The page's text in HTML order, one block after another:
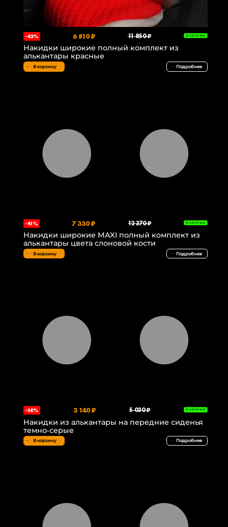
-43% 6 810 ₽ 11 850 ₽ В НАЛИЧИИ
Накидки широкие полный комплект из
алькантары красные
В корзину Подробнее
-41% 7 330 ₽ 12 370 ₽ В НАЛИЧИИ
Накидки широкие MAXI полный комплект из
алькантары цвета слоновой кости
В корзину Подробнее
-38% 3 140 ₽ 5 030 ₽ В НАЛИЧИИ
Накидки из алькантары на передние сиденья
темно-серые
В корзину Подробнее